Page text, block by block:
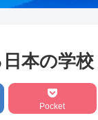
せる
Pocket